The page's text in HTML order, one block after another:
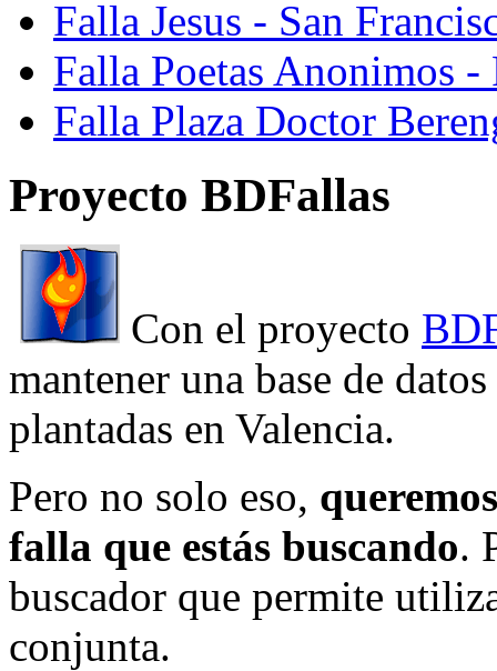
Falla Jesus - San
Falla Poetas Anonimos
Falla Plaza Doctor
Proyecto BDFallas
Con el proyecto
mantener una base de
plantadas en Valencia.
Pero no solo eso,
falla que estás buscando.
buscador que permite
conjunta.